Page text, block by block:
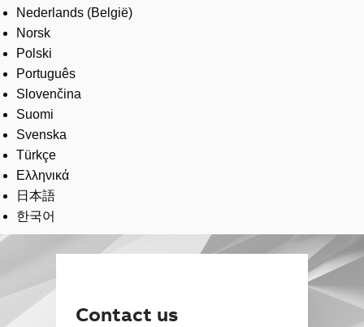
Nederlands (België)
Norsk
Polski
Português
Slovenčina
Suomi
Svenska
Türkçe
Ελληνικά
日本語
한국어
Contact us